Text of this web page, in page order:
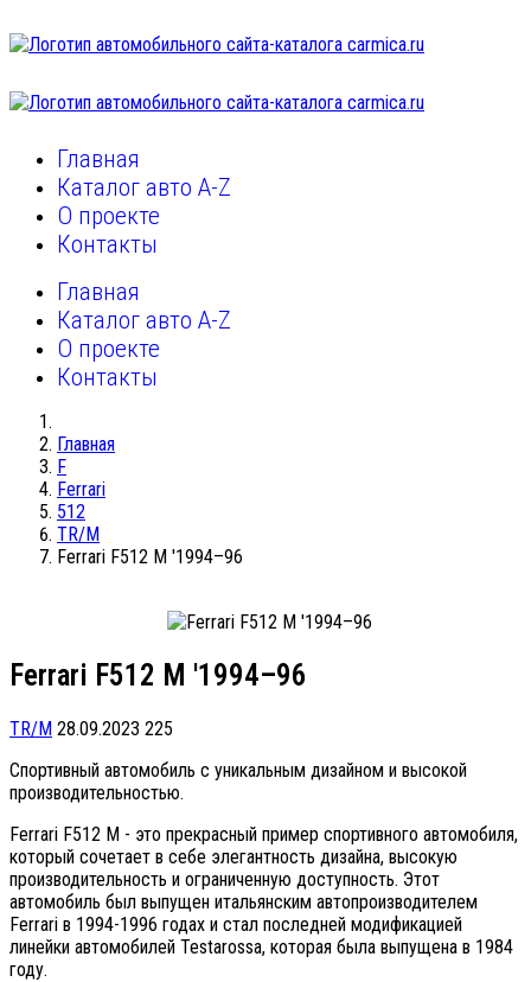
Главная
Каталог авто A-Z
О проекте
Контакты
Главная
Каталог авто A-Z
О проекте
Контакты
Главная
F
Ferrari
512
TR/M
Ferrari F512 M '1994–96
Ferrari F512 M '1994–96
TR/M 28.09.2023 225
Спортивный автомобиль с уникальным дизайном и высокой
производительностью.
Ferrari F512 M - это прекрасный пример спортивного автомобиля,
который сочетает в себе элегантность дизайна, высокую
производительность и ограниченную доступность. Этот
автомобиль был выпущен итальянским автопроизводителем
Ferrari в 1994-1996 годах и стал последней модификацией
линейки автомобилей Testarossa, которая была выпущена в 1984
году.